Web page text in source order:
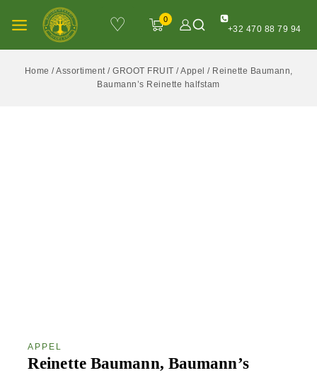
♡ 0
+32 470 88 79 94
Home /Assortiment / GROOT FRUIT /Appel / Reinette Baumann,
Baumann’s Reinette halfstam
APPEL
Reinette Baumann, Baumann’s